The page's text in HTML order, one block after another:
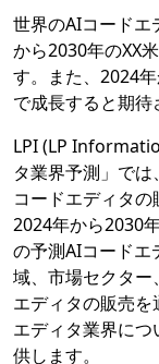
世界のAIコードエ
から2030年のXX
す。また、2024
で成長すると期待
LPI (LP
タ業界予測」で
コードエディタの
2024年から2030
の予測AIコードエ
域、市場セクター
エディタの販売
エディタ業界に
供します。